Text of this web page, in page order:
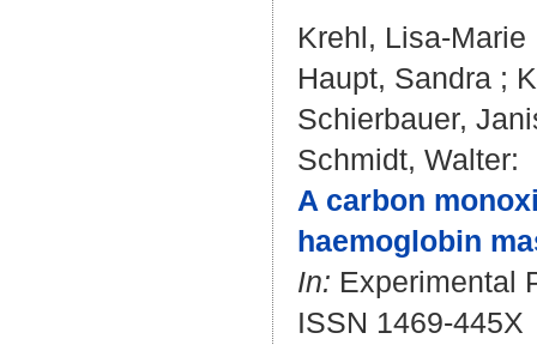
Krehl, Lisa-Marie
Haupt, Sandra ;
Schierbauer,
Schmidt, Walter:
A carbon
haemoglobin
In: Experimental
ISSN 1469-445X